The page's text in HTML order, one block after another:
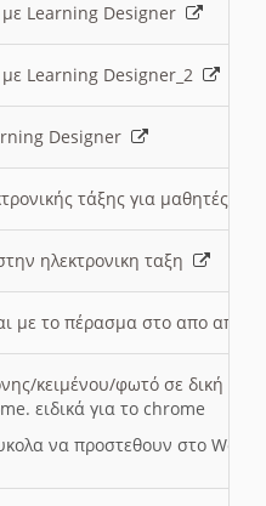
Learning Designer
Learning Designer_2
Designer
τάξης για μαθητές
ηλεκτρονικη ταξη
με το πέρασμα στο απο
κειμένου/φωτό σε δική
ειδικά για το chrome
να προστεθουν στο Word